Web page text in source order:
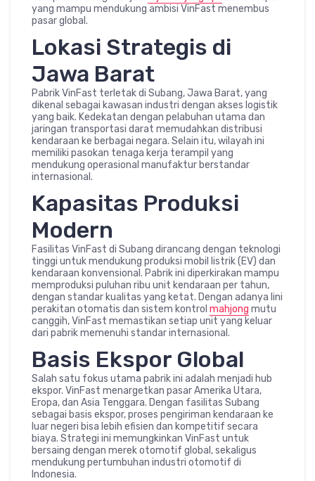
yang mampu mendukung ambisi VinFast menembus
pasar global.
Lokasi Strategis di
Jawa Barat
Pabrik VinFast terletak di Subang, Jawa Barat, yang
dikenal sebagai kawasan industri dengan akses logistik
yang baik. Kedekatan dengan pelabuhan utama dan
jaringan transportasi darat memudahkan distribusi
kendaraan ke berbagai negara. Selain itu, wilayah ini
memiliki pasokan tenaga kerja terampil yang
mendukung operasional manufaktur berstandar
internasional.
Kapasitas Produksi
Modern
Fasilitas VinFast di Subang dirancang dengan teknologi
tinggi untuk mendukung produksi mobil listrik (EV) dan
kendaraan konvensional. Pabrik ini diperkirakan mampu
memproduksi puluhan ribu unit kendaraan per tahun,
dengan standar kualitas yang ketat. Dengan adanya lini
perakitan otomatis dan sistem kontrol mahjong mutu
canggih, VinFast memastikan setiap unit yang keluar
dari pabrik memenuhi standar internasional.
Basis Ekspor Global
Salah satu fokus utama pabrik ini adalah menjadi hub
ekspor. VinFast menargetkan pasar Amerika Utara,
Eropa, dan Asia Tenggara. Dengan fasilitas Subang
sebagai basis ekspor, proses pengiriman kendaraan ke
luar negeri bisa lebih efisien dan kompetitif secara
biaya. Strategi ini memungkinkan VinFast untuk
bersaing dengan merek otomotif global, sekaligus
mendukung pertumbuhan industri otomotif di
Indonesia.